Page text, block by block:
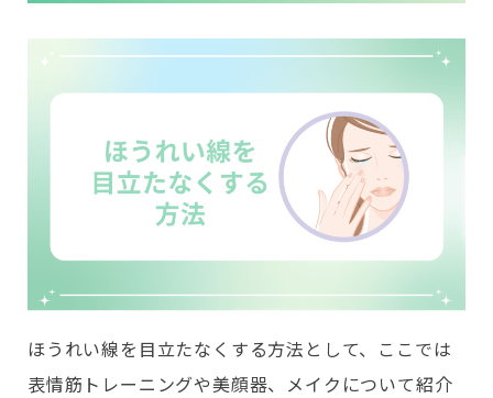
ほうれい線を目立たなくする方法として、ここでは
表情筋トレーニングや美顔器、メイクについて紹介